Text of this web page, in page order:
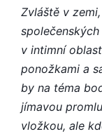
Zvláště v
v intimní
ponožkami a
by na téma
jímavou
vložkou, ale